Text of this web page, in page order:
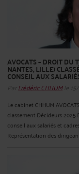
AVOCATS – DROIT DU
NANTES, LILLE)
CONSEIL AUX
Par Frédéric CHHUMle 15/
Le cabinet CHHUM
classement Décideurs
conseil aux salariés et
Représentation des